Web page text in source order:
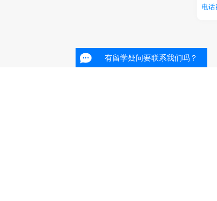
电话
有留学疑问要联系我们吗？
有留学疑问要联系我们吗？
有留学疑问要联系我们吗？